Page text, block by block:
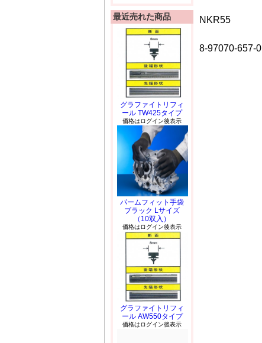
NKR55
8-97070-657-0
最近売れた商品
グラファイトリフィ
ール TW425タイプ
価格はログイン後表示
パームフィット手袋
ブラック Lサイズ
（10双入）
価格はログイン後表示
グラファイトリフィ
ール AW550タイプ
価格はログイン後表示